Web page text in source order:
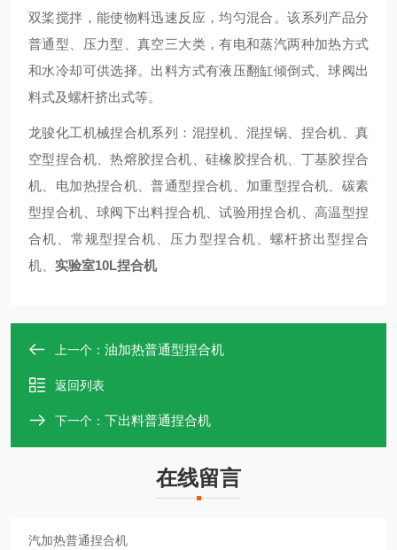
双桨搅拌，能使物料迅速反应，均匀混合。该系列产品分
普通型、压力型、真空三大类，有电和蒸汽两种加热方式
和水冷却可供选择。出料方式有液压翻缸倾倒式、球阀出
料式及螺杆挤出式等。
龙骏化工机械捏合机系列：混捏机、混捏锅、捏合机、真
空型捏合机、热熔胶捏合机、硅橡胶捏合机、丁基胶捏合
机、电加热捏合机、普通型捏合机、加重型捏合机、碳素
型捏合机、球阀下出料捏合机、试验用捏合机、高温型捏
合机、常规型捏合机、压力型捏合机、螺杆挤出型捏合
机、 实验室10L捏合机
上一个： 油加热普通型捏合机
返回列表
下一个： 下出料普通捏合机
在线留言